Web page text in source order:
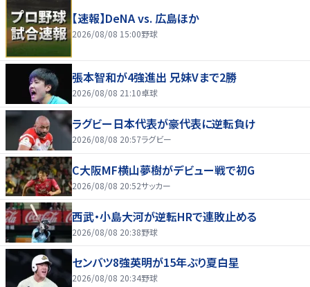
【速報】DeNA vs. 広島ほか
2026/08/08 15:00野球
張本智和が4強進出 兄妹Vまで2勝
2026/08/08 21:10卓球
ラグビー日本代表が豪代表に逆転負け
2026/08/08 20:57ラグビー
C大阪MF横山夢樹がデビュー戦で初G
2026/08/08 20:52サッカー
西武・小島大河が逆転HRで連敗止める
2026/08/08 20:38野球
センバツ8強英明が15年ぶり夏白星
2026/08/08 20:34野球